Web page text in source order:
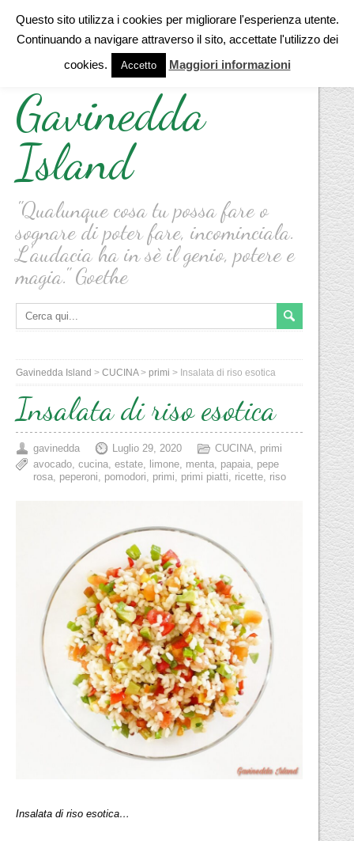
Gavinedda
Island
"Qualunque cosa tu possa fare o
sognare di poter fare, incominciala.
L'audacia ha in sè il genio, potere e
magia." Goethe
Gavinedda Island >CUCINA> primi > Insalata di riso esotica
Insalata di riso esotica
gavinedda Luglio 29, 2020 CUCINA, primi
avocado,cucina,estate, limone, menta, papaia, pepe
rosa, peperoni, pomodori, primi, primi piatti, ricette, riso
Insalata di riso esotica…
Questo sito utilizza i cookies per migliorare l'esperienza utente.
Continuando a navigare attraverso il sito, accettate l'utilizzo dei
cookies.
Accetto Maggiori informazioni